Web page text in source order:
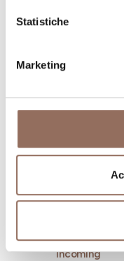
Statistiche
Marketing
Dove dormire
Operatori
Incoming